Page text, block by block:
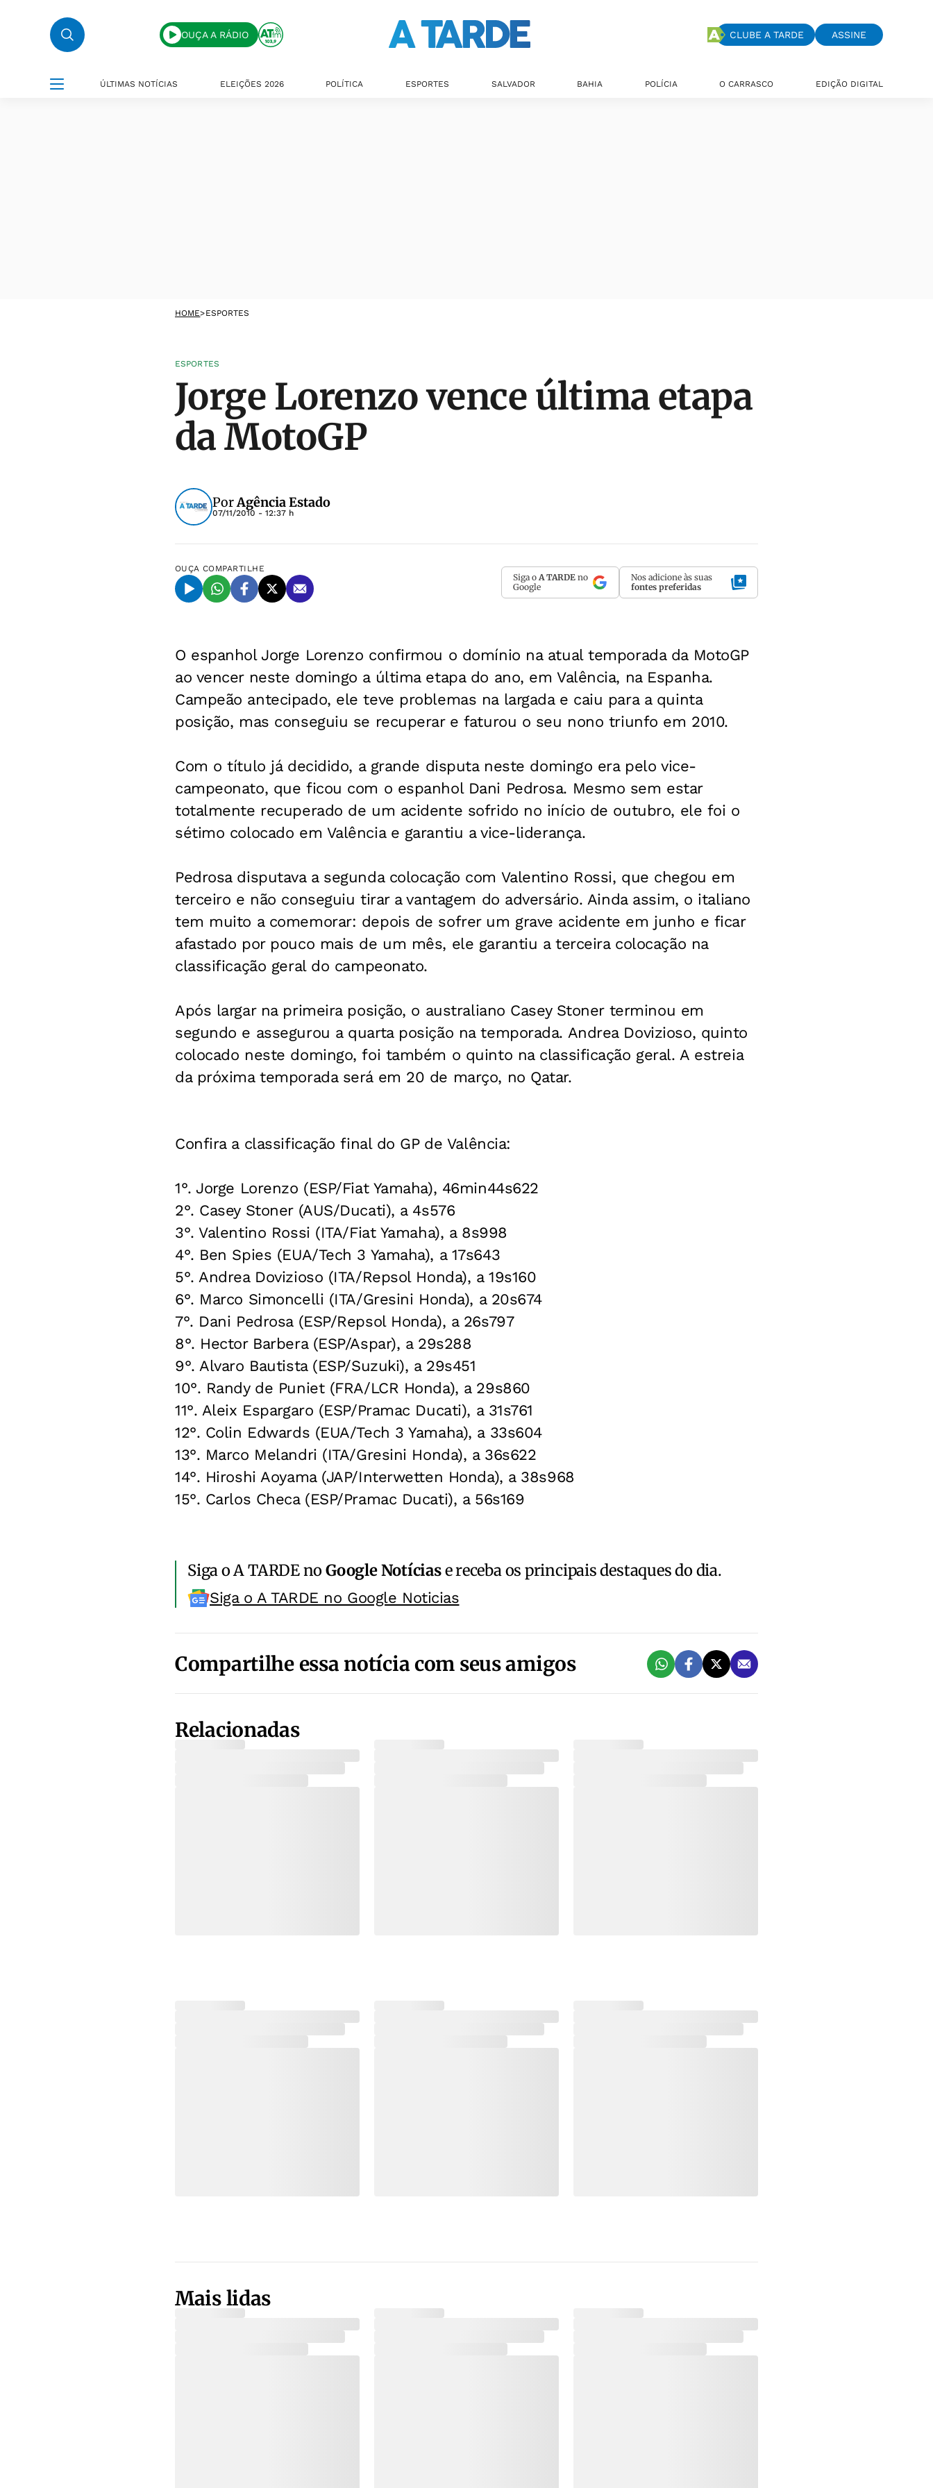
OUÇA A RÁDIO CLUBE A TARDE ASSINE
ÚLTIMAS NOTÍCIAS ELEIÇÕES 2026 POLÍTICA ESPORTES SALVADOR BAHIA POLÍCIA O CARRASCO EDIÇÃO DIGITAL
HOME>ESPORTES
ESPORTES
Jorge Lorenzo vence última etapa
da MotoGP
PorAgência Estado
07/11/2010 - 12:37 h
OUÇA COMPARTILHE
Siga o A TARDE no
Google
Nos adicione às suas
fontes preferidas
O espanhol Jorge Lorenzo confirmou o domínio na atual temporada da MotoGP
ao vencer neste domingo a última etapa do ano, em Valência, na Espanha.
Campeão antecipado, ele teve problemas na largada e caiu para a quinta
posição, mas conseguiu se recuperar e faturou o seu nono triunfo em 2010.
Com o título já decidido, a grande disputa neste domingo era pelo vice-
campeonato, que ficou com o espanhol Dani Pedrosa. Mesmo sem estar
totalmente recuperado de um acidente sofrido no início de outubro, ele foi o
sétimo colocado em Valência e garantiu a vice-liderança.
Pedrosa disputava a segunda colocação com Valentino Rossi, que chegou em
terceiro e não conseguiu tirar a vantagem do adversário. Ainda assim, o italiano
tem muito a comemorar: depois de sofrer um grave acidente em junho e ficar
afastado por pouco mais de um mês, ele garantiu a terceira colocação na
classificação geral do campeonato.
Após largar na primeira posição, o australiano Casey Stoner terminou em
segundo e assegurou a quarta posição na temporada. Andrea Dovizioso, quinto
colocado neste domingo, foi também o quinto na classificação geral. A estreia
da próxima temporada será em 20 de março, no Qatar.
Confira a classificação final do GP de Valência:
1°. Jorge Lorenzo (ESP/Fiat Yamaha), 46min44s622
2°. Casey Stoner (AUS/Ducati), a 4s576
3°. Valentino Rossi (ITA/Fiat Yamaha), a 8s998
4°. Ben Spies (EUA/Tech 3 Yamaha), a 17s643
5°. Andrea Dovizioso (ITA/Repsol Honda), a 19s160
6°. Marco Simoncelli (ITA/Gresini Honda), a 20s674
7°. Dani Pedrosa (ESP/Repsol Honda), a 26s797
8°. Hector Barbera (ESP/Aspar), a 29s288
9°. Alvaro Bautista (ESP/Suzuki), a 29s451
10°. Randy de Puniet (FRA/LCR Honda), a 29s860
11°. Aleix Espargaro (ESP/Pramac Ducati), a 31s761
12°. Colin Edwards (EUA/Tech 3 Yamaha), a 33s604
13°. Marco Melandri (ITA/Gresini Honda), a 36s622
14°. Hiroshi Aoyama (JAP/Interwetten Honda), a 38s968
15°. Carlos Checa (ESP/Pramac Ducati), a 56s169
Siga o A TARDE noGoogle Notíciase receba os principais destaques do dia.
Siga o A TARDE no Google Noticias
Compartilhe essa notícia com seus amigos
Relacionadas
Mais lidas